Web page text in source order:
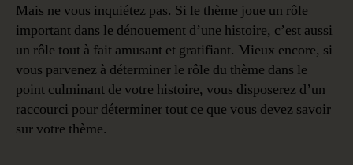
Mais ne vous inquiétez pas. Si le thème joue un rôle
important dans le dénouement d’une histoire, c’est aussi
un rôle tout à fait amusant et gratifiant. Mieux encore, si
vous parvenez à déterminer le rôle du thème dans le
point culminant de votre histoire, vous disposerez d’un
raccourci pour déterminer tout ce que vous devez savoir
sur votre thème.